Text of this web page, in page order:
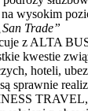
wysokim
Trade”
z ALTA
kwestie
hoteli,
sprawnie
TRAVEL,